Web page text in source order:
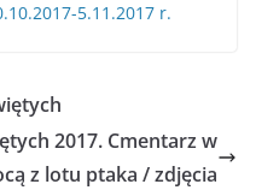
5.11.2017 r.
2017. Cmentarz w
z lotu ptaka / zdjęcia